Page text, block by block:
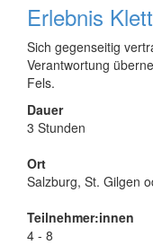
Erlebnis
Sich gegenseitig
Verantwortung
Fels.
Dauer
3 Stunden
Ort
Salzburg, St. Gilgen
Teilnehmer:innen
4 - 8